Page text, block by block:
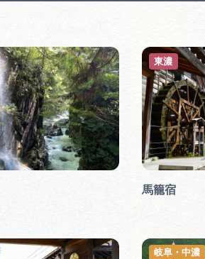
馬籠宿
東濃
岐阜・中濃